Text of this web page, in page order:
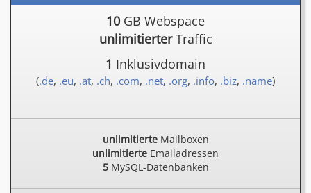
10 GB Webspace
unlimitierterTraffic
1 Inklusivdomain
(.de, .eu, .at, .ch, .com, .net, .org, .info, .biz, .name)
unlimitierteMailboxen
unlimitierte Emailadressen
5MySQL-Datenbanken